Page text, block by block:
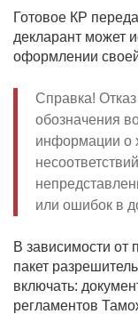
Готовое КР
декларант может
оформлении
Справка!
обозначения
информации о
или ошибок в
В зависимости от
пакет
включать:
регламентов